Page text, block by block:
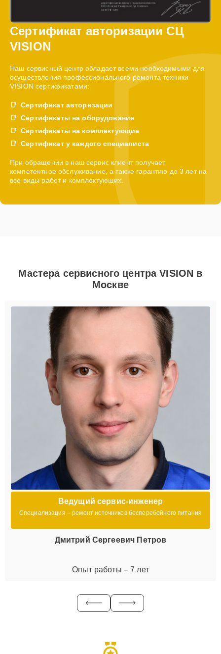
Сертификат авторизации СЦ
VISION
Наш сервисный центр обладает всеми необходимыми для
осуществления профессионального ремонта техники
VISION сертификатами:
Сертификат авторизации
Сертификаты на оборудование
Сертификаты на комплектующие
Сертификат у каждого специалиста
При обращении в наш сервис клиент получает
компетентное обслуживание, а также гарантию до 3 лет на
все виды работ и комплектующих.
Мастера сервисного центра VISION в
Москве
Ведущий сервис-инженер
Специализация – ремонт источников бесперебойного питания
Дмитрий Сергеевич Петров
Опыт работы – 7 лет